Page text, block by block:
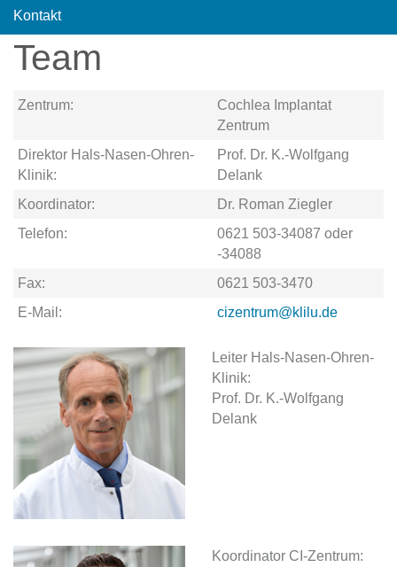
Kontakt
Team
Zentrum:
Cochlea Implantat
Zentrum
Direktor Hals-Nasen-Ohren-
Klinik:
Prof. Dr. K.-Wolfgang
Delank
Koordinator:
Dr. Roman Ziegler
Telefon:
0621 503-34087 oder
-34088
Fax:
0621 503-3470
E-Mail:
cizentrum@klilu.de
Leiter Hals-Nasen-Ohren-
Klinik:
Prof. Dr. K.-Wolfgang
Delank
Koordinator CI-Zentrum: